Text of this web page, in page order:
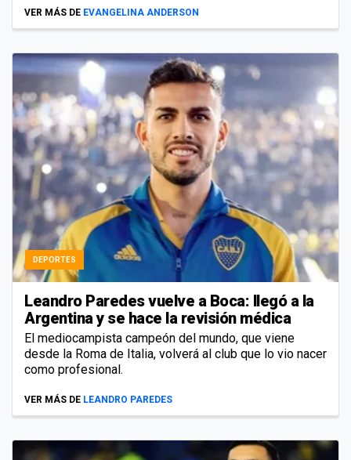
VER MÁS DE EVANGELINA ANDERSON
DEPORTES
Leandro Paredes vuelve a Boca: llegó a la
Argentina y se hace la revisión médica
El mediocampista campeón del mundo, que viene
desde la Roma de Italia, volverá al club que lo vio nacer
como profesional.
VER MÁS DE LEANDRO PAREDES